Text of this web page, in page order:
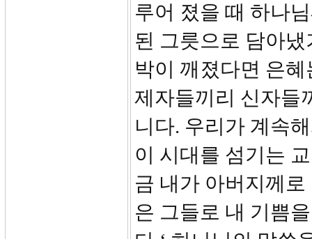
루어 졌을 때 하나
된 그릇으로 담아
박이 깨졌다면 은
제자들끼리 신자들
니다. 우리가 계속
이 시대를 섬기는
금 내가 아버지께
은 그들로 내 기쁨